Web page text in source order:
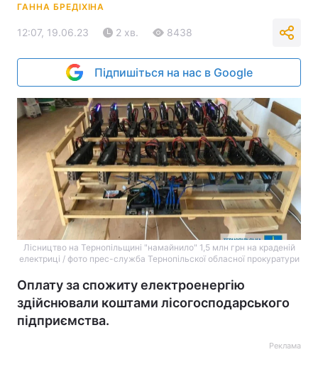
ГАННА БРЕДІХІНА
12:07, 19.06.23 2 хв. 8438
Підпишіться на нас в Google
Лісництво на Тернопільщині "намайнило" 1,5 млн грн на краденій
електриці / фото прес-служба Тернопільскої обласної прокуратури
Оплату за спожиту електроенергію
здійснювали коштами лісогосподарського
підприємства.
Реклама